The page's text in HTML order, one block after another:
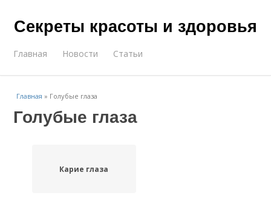
Секреты красоты и здоровья
Главная Новости Статьи
Главная » Голубые глаза
Голубые глаза
Карие глаза